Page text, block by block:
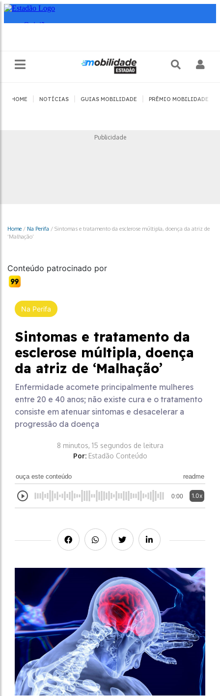
HOME NOTÍCIAS GUIAS MOBILIDADE PRÊMIO MOBILIDADE
Publicidade
Home / Na Perifa / Sintomas e tratamento da esclerose múltipla, doença da atriz de
‘Malhação’
Conteúdo patrocinado por
Na Perifa
Sintomas e tratamento da
esclerose múltipla, doença
da atriz de ‘Malhação’
Enfermidade acomete principalmente mulheres
entre 20 e 40 anos; não existe cura e o tratamento
consiste em atenuar sintomas e desacelerar a
progressão da doença
8 minutos, 15 segundos de leitura
Por: Estadão Conteúdo
ouça este conteúdo readme
0:00 1.0x